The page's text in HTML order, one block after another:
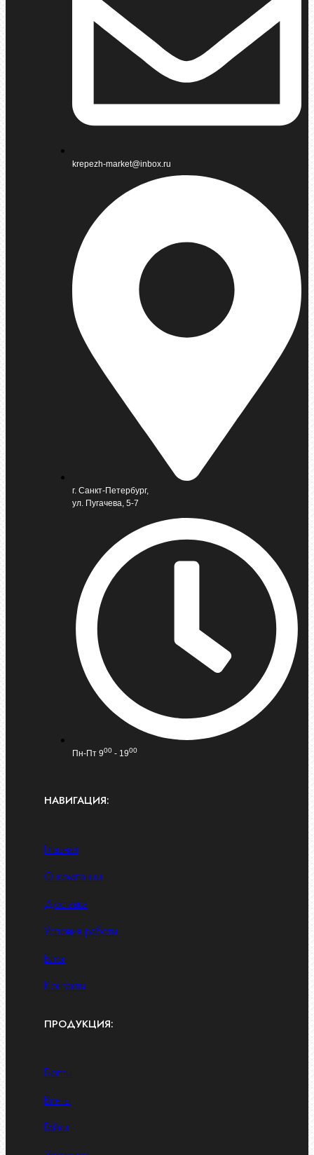
krepezh-market@inbox.ru
г. Санкт-Петербург,
ул. Пугачева, 5-7
Пн-Пт 900 - 1900
НАВИГАЦИЯ:
Главная
О компании
Доставка
Условия работы
Блог
Контакты
ПРОДУКЦИЯ:
Болты
Винты
Гайки